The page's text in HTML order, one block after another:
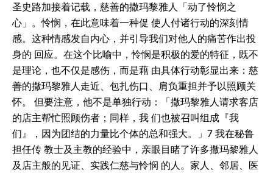
圣史路加接着记载，慈善的撒玛黎雅人「动了怜悯之
心」。怜悯，在此意味着一种促 使人付诸行动的深刻情
感。这种情感发自内心，并引导我们对他人的痛苦作出投
身的 回应。在这个比喻中，怜悯是积极的爱的特征，既不
是理论，也不仅是感伤，而是藉 由具体行动彰显出来：慈
善的撒玛黎雅人走近、包扎伤口、肩负重担并予以照顾关
怀。 但要注意，他不是单独行动：「撒玛黎雅人请求客店
的店主帮忙照顾伤者；同样，我 们也被召叫组成『我
们』，因为团结的力量比个体的总和强大。」7 我在秘鲁
担任传 教士及主教的经验中，亲眼目睹了许多撒玛黎雅人
及店主般的见证、实践仁慈与怜悯 的人。家人、邻居、医